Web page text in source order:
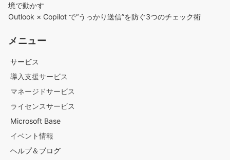
境で動かす
Outlook × Copilot で“うっかり送信”を防ぐ3つのチェック術​
メニュー
サービス
導入支援サービス
マネージドサービス
ライセンスサービス
Microsoft Base
イベント情報
ヘルプ＆ブログ